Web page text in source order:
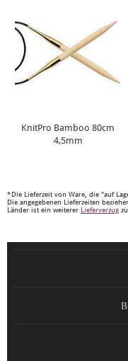
KnitPro Bamboo 80cm
4,5mm
*Die Lieferzeit von Ware, die "auf
Die angegebenen Lieferzeiten
Länder ist ein weiterer Lieferverzug